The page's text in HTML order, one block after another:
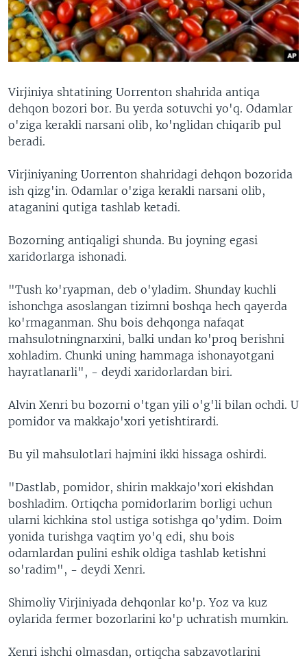
VIDEO
XABARLAR SURATLARDA
ODNOKLASSNIKI
TELEGRAM
TWITTER
SOUNDCLOUD
VOA
Virjiniya shtatining Uorrenton shahrida antiqa
dehqon bozori bor. Bu yerda sotuvchi yo'q. Odamlar
o'ziga kerakli narsani olib, ko'nglidan chiqarib pul
beradi.
Virjiniyaning Uorrenton shahridagi dehqon bozorida
ish qizg'in. Odamlar o'ziga kerakli narsani olib,
ataganini qutiga tashlab ketadi.
Bozorning antiqaligi shunda. Bu joyning egasi
xaridorlarga ishonadi.
"Tush ko'ryapman, deb o'yladim. Shunday kuchli
ishonchga asoslangan tizimni boshqa hech qayerda
ko'rmaganman. Shu bois dehqonga nafaqat
mahsulotningnarxini, balki undan ko'proq berishni
xohladim. Chunki uning hammaga ishonayotgani
hayratlanarli", - deydi xaridorlardan biri.
Alvin Xenri bu bozorni o'tgan yili o'g'li bilan ochdi. U
pomidor va makkajo'xori yetishtirardi.
Bu yil mahsulotlari hajmini ikki hissaga oshirdi.
"Dastlab, pomidor, shirin makkajo'xori ekishdan
boshladim. Ortiqcha pomidorlarim borligi uchun
ularni kichkina stol ustiga sotishga qo'ydim. Doim
yonida turishga vaqtim yo'q edi, shu bois
odamlardan pulini eshik oldiga tashlab ketishni
so'radim", - deydi Xenri.
Shimoliy Virjiniyada dehqonlar ko'p. Yoz va kuz
oylarida fermer bozorlarini ko'p uchratish mumkin.
Xenri ishchi olmasdan, ortiqcha sabzavotlarini